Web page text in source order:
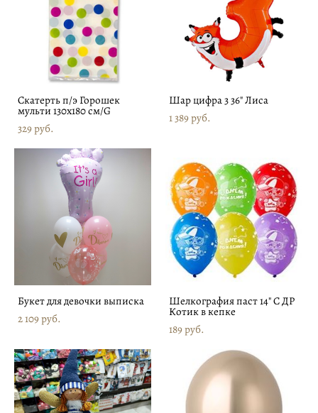
Скатерть п/э Горошек
мульти 130х180 см/G
329 pуб.
Шар цифра 3 36" Лиса
1 389 pуб.
Букет для девочки выписка
2 109 pуб.
Шелкография паст 14" С ДР
Котик в кепке
189 pуб.